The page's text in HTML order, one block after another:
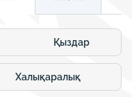
Қыздар
Халықаралық